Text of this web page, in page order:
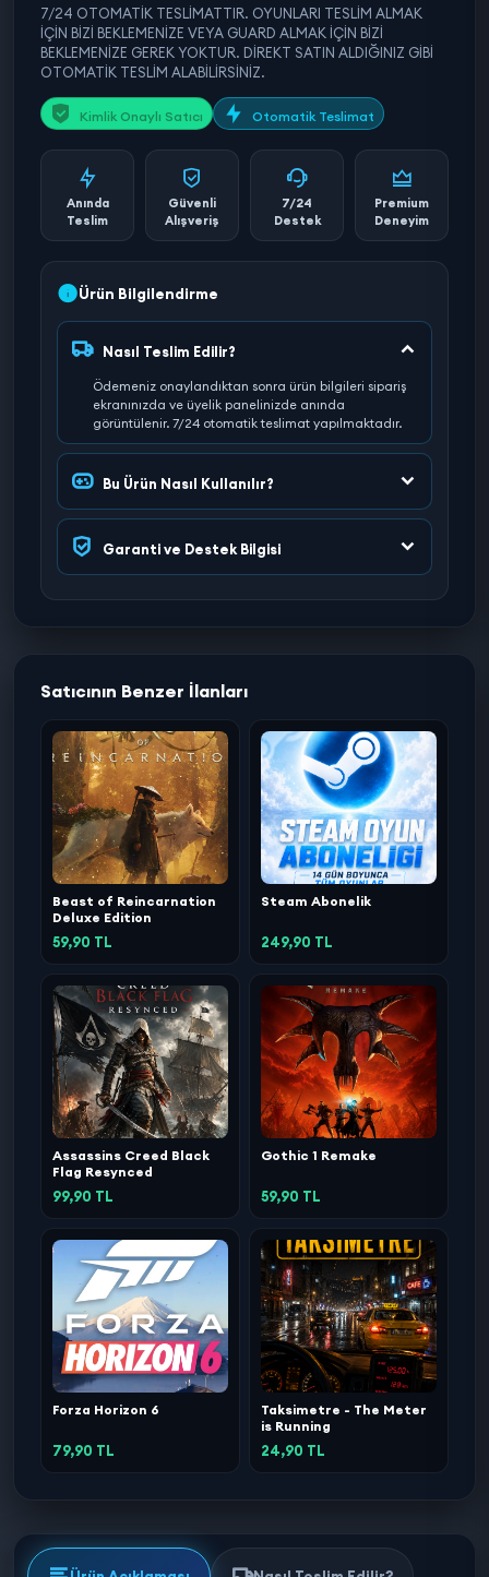
7/24 OTOMATİK TESLİMATTIR. OYUNLARI TESLİM ALMAK
İÇİN BİZİ BEKLEMENİZE VEYA GUARD ALMAK İÇİN BİZİ
BEKLEMENİZE GEREK YOKTUR. DİREKT SATIN ALDIĞINIZ GİBİ
OTOMATİK TESLİM ALABİLİRSİNİZ.
Kimlik Onaylı Satıcı Otomatik Teslimat
Anında
Teslim
Güvenli
Alışveriş
7/24
Destek
Premium
Deneyim
Ürün Bilgilendirme
Nasıl Teslim Edilir?
Ödemeniz onaylandıktan sonra ürün bilgileri sipariş
ekranınızda ve üyelik panelinizde anında
görüntülenir. 7/24 otomatik teslimat yapılmaktadır.
Bu Ürün Nasıl Kullanılır?
Garanti ve Destek Bilgisi
Satıcının Benzer İlanları
Beast of Reincarnation
Deluxe Edition
59,90 TL
Steam Abonelik
249,90 TL
Assassins Creed Black
Flag Resynced
99,90 TL
Gothic 1 Remake
59,90 TL
Forza Horizon 6
79,90 TL
Taksimetre - The Meter
is Running
24,90 TL